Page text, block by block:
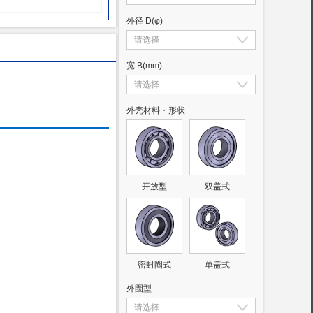
外径 D(φ)
宽 B(mm)
外壳材料・形状
开放型 双盖式
密封圈式 单盖式
外圈型